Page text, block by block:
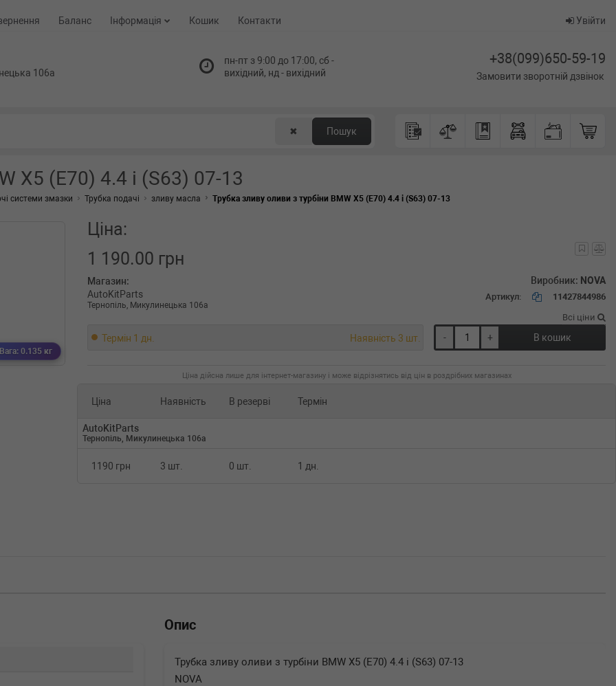
Баланс Інформація Кошик Контакти Увійти
106а
пн-пт з 9:00 до 17:00, сб -
вихідний, нд - вихідний
+38(099)650-59-19
Замовити зворотній дзвінок
✖ Пошук
X5 (E70) 4.4 i (S63) 07-13
системи змазки Трубка подачі зливу масла Трубка зливу оливи з турбіни BMW X5 (E70) 4.4 i (S63) 07-13
Вага: 0.135 кг
Ціна:
1 190.00 грн
Магазин:
AutoKitParts
Тернопіль, Микулинецька 106а
Виробник: NOVA
Артикул: 11427844986
Всі ціни
Термін 1 дн. Наявність 3 шт. - + В кошик
Ціна дійсна лише для інтернет-магазину і може відрізнятись від цін в роздрібних магазинах
Ціна Наявність В резерві Термін
AutoKitParts
Тернопіль, Микулинецька 106а
1190 грн 3 шт. 0 шт. 1 дн.
Опис
Трубка зливу оливи з турбіни BMW X5 (E70) 4.4 i (S63) 07-13
NOVA